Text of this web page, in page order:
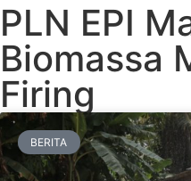
PLN EPI
Biomassa
Firing
BERITA